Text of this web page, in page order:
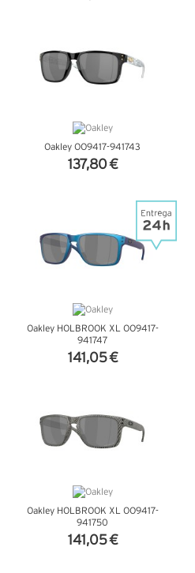
Oakley OO9417-941743
137,80 €
Oakley HOLBROOK XL OO9417-
941747
141,05 €
Oakley HOLBROOK XL OO9417-
941750
141,05 €